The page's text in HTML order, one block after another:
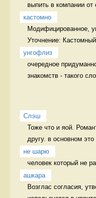
выпить в компании от
кастомно
Модифицированное,
Уточнение:
унгофлиз
очередное
знакомств - такого
Слэш
Тоже что и яой.
другу. в основном
не шарю
ашкара
Возглас согласия,